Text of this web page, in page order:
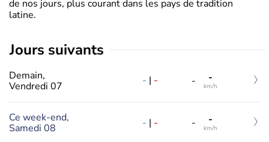
de nos jours, plus courant dans les pays de tradition
latine.
jours suivants
Demain,
Vendredi 07
- | - - -
km/h
Ce week-end,
Samedi 08
- | - - -
km/h